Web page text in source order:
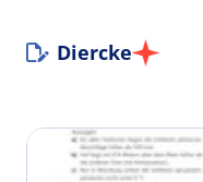
Diercke